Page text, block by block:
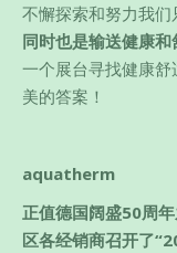
不懈探索和努力我们
同时也是输送健康和
一个展台寻找健康
美的答案！
aquatherm
正值德国阔盛50周
区各经销商召开了